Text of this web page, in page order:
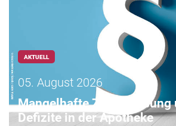
AKTUELL
05. August 2026
Mangelhafte Zeiterfassung
Defizite in der Apotheke